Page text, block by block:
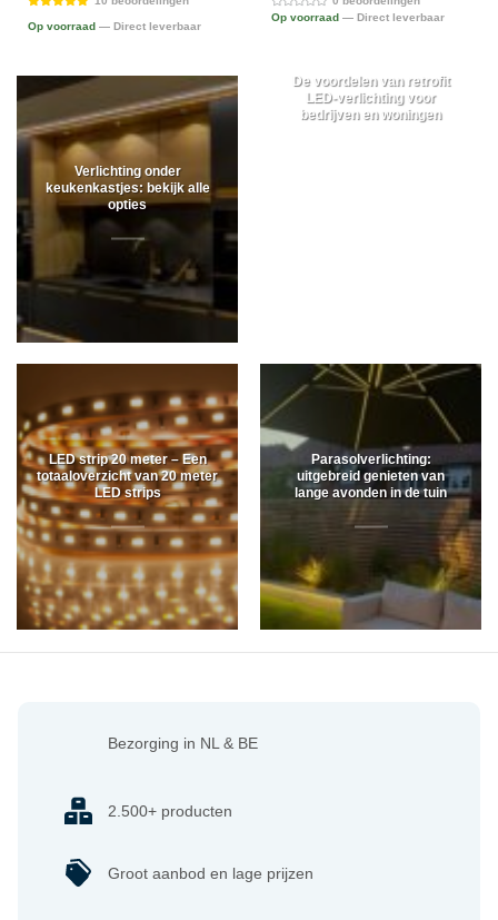
Op voorraad — Direct leverbaar
Op voorraad — Direct leverbaar
Verlichting onder
keukenkastjes: bekijk alle
opties
De voordelen van retrofit
LED-verlichting voor
bedrijven en woningen
LED strip 20 meter – Een
totaaloverzicht van 20 meter
LED strips
Parasolverlichting:
uitgebreid genieten van
lange avonden in de tuin
Bezorging in NL & BE
2.500+ producten
Groot aanbod en lage prijzen